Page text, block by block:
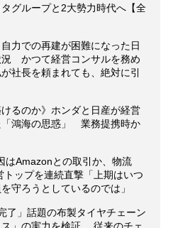
グループと2大勢力時代へ【全
力での再建が困難になった日
況 かつて経営コンサルを務め
社長を頼まれても、絶対に引
けるのか》ホンダと日産が経営
「鴻海の思惑」 業務提携時か
はAmazonとの取引か、物流
ップを連続直撃「上期はいつ
守ろうとしているのでは」
了」話題の布製タイヤチェーン